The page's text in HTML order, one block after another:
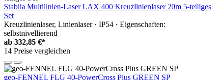
Stabila Multilinien-Laser LAX 400 Kreuzlinienlaser 20m 5-teiliges
Set
Kreuzlinienlaser, Linienlaser · IP54 · Eigenschaften:
selbstnivellierend
ab 332,85 €*
14 Preise vergleichen
geo-FENNEL FLG 40-PowerCross Plus GREEN SP